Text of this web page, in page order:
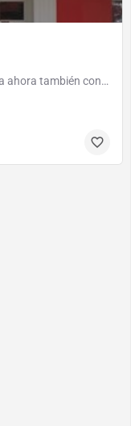
Cenor Torrelavega, tu comercio de cercanía ahora también con venta online de electrodomésticos de las mejores…